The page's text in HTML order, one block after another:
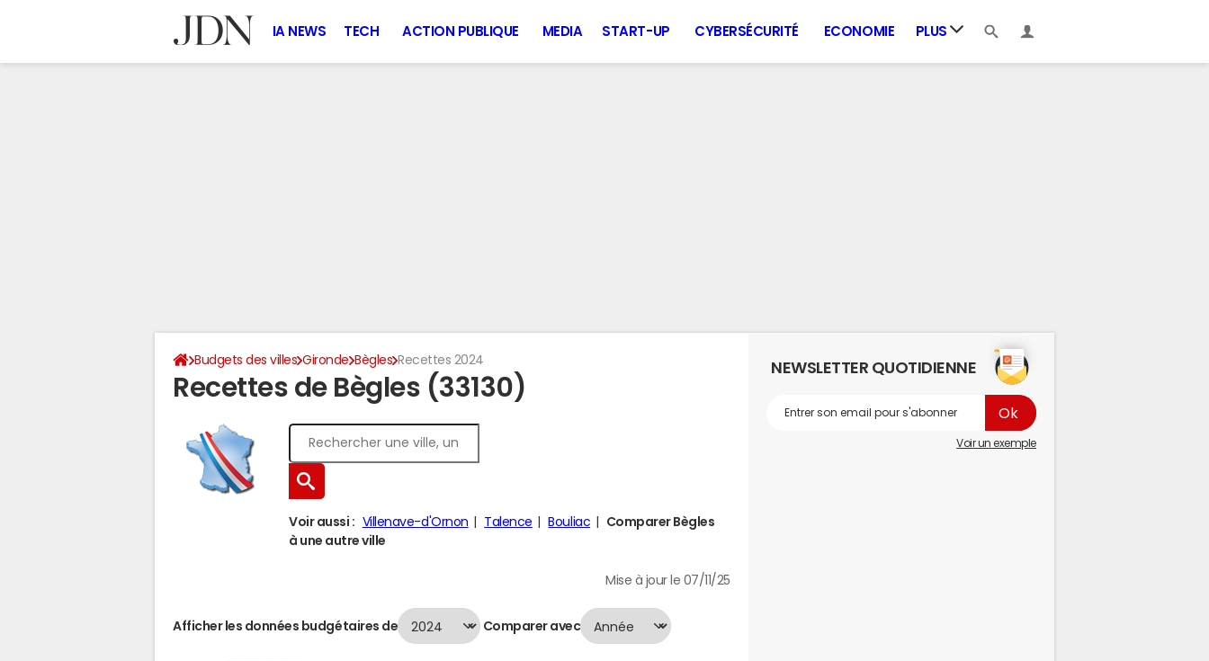
IA NEWS TECH ACTION PUBLIQUE MEDIA START-UP CYBERSÉCURITÉ ECONOMIE PLUS
Budgets des villes Gironde Bègles Recettes 2024
Recettes de Bègles (33130)
Voir aussi : Villenave-d'Ornon Talence Bouliac
Comparer Bègles
à une autre ville
Mise à jour le 07/11/25
Afficher les données budgétaires de Comparer avec
NEWSLETTER QUOTIDIENNE
Voir un exemple